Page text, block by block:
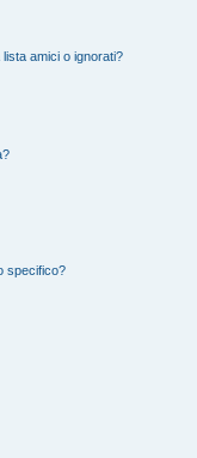
amici o ignorati?
specifico?